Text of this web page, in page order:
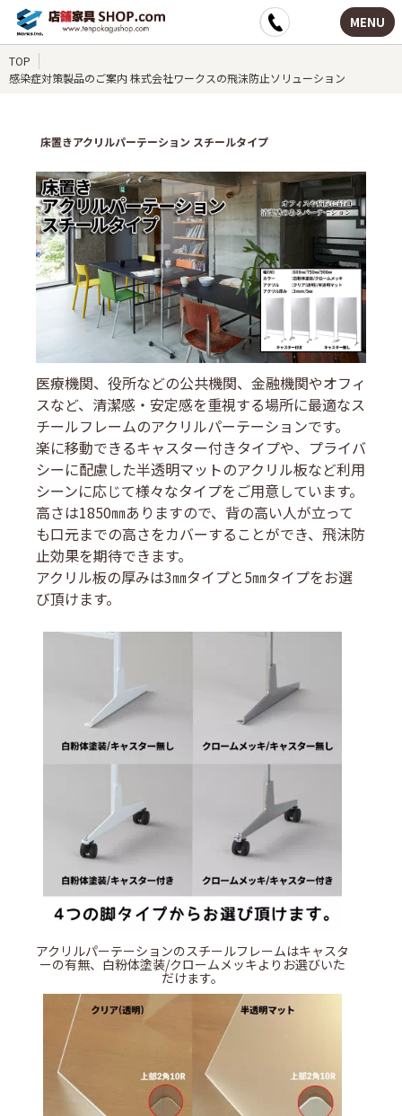
MENU
TOP
感染症対策製品のご案内 株式会社ワークスの飛沫防止ソリューション
床置きアクリルパーテーション スチールタイプ
医療機関、役所などの公共機関、金融機関やオフィ
スなど、清潔感・安定感を重視する場所に最適なス
チールフレームのアクリルパーテーションです。
楽に移動できるキャスター付きタイプや、プライバ
シーに配慮した半透明マットのアクリル板など利用
シーンに応じて様々なタイプをご用意しています。
高さは1850㎜ありますので、背の高い人が立って
も口元までの高さをカバーすることができ、飛沫防
止効果を期待できます。
アクリル板の厚みは3㎜タイプと5㎜タイプをお選
び頂けます。
アクリルパーテーションのスチールフレームはキャスタ
ーの有無、白粉体塗装/クロームメッキよりお選びいた
だけます。